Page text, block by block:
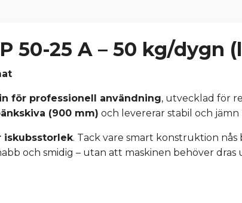
50-25 A – 50 kg/dygn
för professionell användning, utvecklad för
(900 mm) och levererar stabil och
iskubsstorlek. Tack vare smart konstruktion
och smidig – utan att maskinen behöver